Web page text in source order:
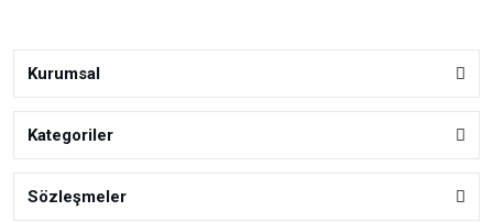
Kurumsal
Kategoriler
Sözleşmeler